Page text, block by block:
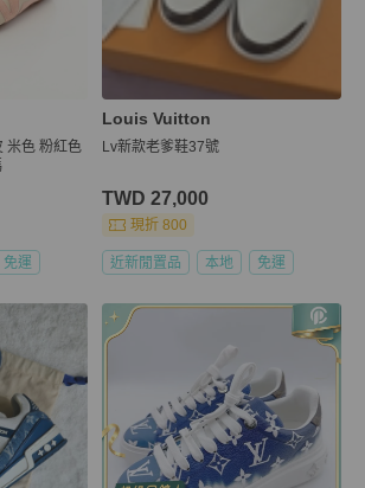
米色 粉紅色
免運
Louis Vuitton
Lv新款老爹鞋37號
TWD 27,000
現折 800
近新閒置品 本地 免運